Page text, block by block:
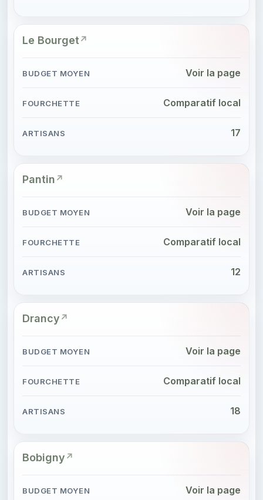
Le Bourget
Voir la page
Comparatif local
17
Pantin
Voir la page
Comparatif local
12
Drancy
Voir la page
Comparatif local
18
Bobigny
Voir la page